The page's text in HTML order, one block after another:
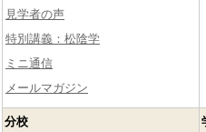
見学者の声
特別講義：松陰学
ミニ通信
メールマガジン
分校